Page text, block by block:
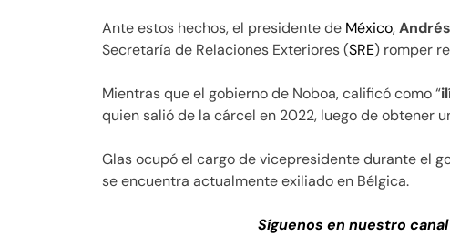
Ante estos hechos, el presidente de México,
Secretaría de Relaciones Exteriores (SRE) romper
Mientras que el gobierno de Noboa, calificó como “
quien salió de la cárcel en 2022, luego de obtener
Glas ocupó el cargo de vicepresidente durante el
se encuentra actualmente exiliado en Bélgica.
Síguenos en nuestro